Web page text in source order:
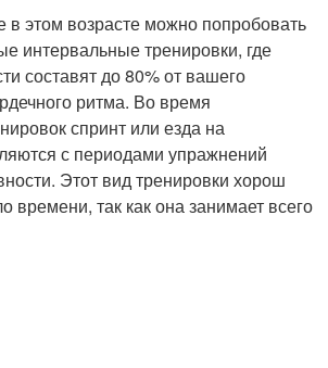
в этом возрасте можно попробовать
интервальные тренировки, где
составят до 80% от вашего
ритма. Во время
спринт или езда на
с периодами упражнений
Этот вид тренировки хорош
времени, так как она занимает всего